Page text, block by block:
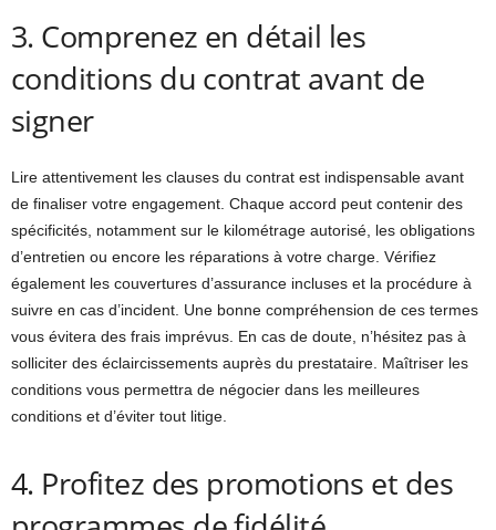
3. Comprenez en détail les
conditions du contrat avant de
signer
Lire attentivement les clauses du contrat est indispensable avant
de finaliser votre engagement. Chaque accord peut contenir des
spécificités, notamment sur le kilométrage autorisé, les obligations
d’entretien ou encore les réparations à votre charge. Vérifiez
également les couvertures d’assurance incluses et la procédure à
suivre en cas d’incident. Une bonne compréhension de ces termes
vous évitera des frais imprévus. En cas de doute, n’hésitez pas à
solliciter des éclaircissements auprès du prestataire. Maîtriser les
conditions vous permettra de négocier dans les meilleures
conditions et d’éviter tout litige.
4. Profitez des promotions et des